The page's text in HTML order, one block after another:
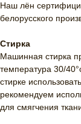
Наш лён
белорусского
Стирка
Машинная стирка
температура 30/
стирке
рекомендуем
для смягчения